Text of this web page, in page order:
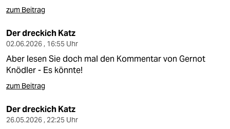
zum Beitrag
Der dreckich Katz
02.06.2026 , 16:55 Uhr
Aber lesen Sie doch mal den Kommentar von Gernot
Knödler - Es könnte!
zum Beitrag
Der dreckich Katz
26.05.2026 , 22:25 Uhr